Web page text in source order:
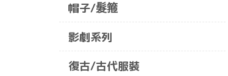
帽子/髮箍
影劇系列
復古/古代服裝